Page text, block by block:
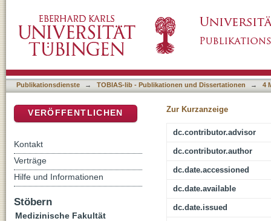
Untersuchungen mit Argonplasma
Publikationsdienste → TOBIAS-lib - Publikationen und Dissertationen → 4
Zur Kurzanzeige
dc.contributor.advisor
dc.contributor.author
dc.date.accessioned
dc.date.available
dc.date.issued
VERÖFFENTLICHEN
Kontakt
Verträge
Hilfe und Informationen
Stöbern
Medizinische Fakultät